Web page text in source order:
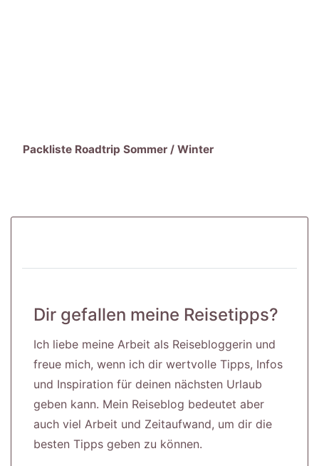
Packliste Roadtrip Sommer / Winter
Dir gefallen meine Reisetipps?
Ich liebe meine Arbeit als Reisebloggerin und
freue mich, wenn ich dir wertvolle Tipps, Infos
und Inspiration für deinen nächsten Urlaub
geben kann. Mein Reiseblog bedeutet aber
auch viel Arbeit und Zeitaufwand, um dir die
besten Tipps geben zu können.